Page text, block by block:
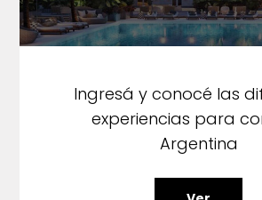
Ingresá y conocé las
experiencias para
Argentina